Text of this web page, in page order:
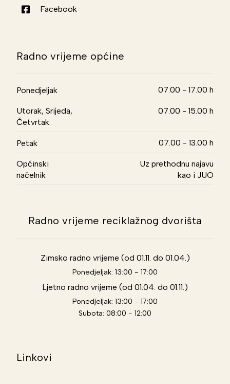
Facebook
Radno vrijeme općine
Ponedjeljak 07.00 - 17.00 h
Utorak, Srijeda,
Četvrtak
07.00 - 15.00 h
Petak 07.00 - 13.00 h
Općinski
načelnik
Uz prethodnu najavu
kao i JUO
Radno vrijeme reciklažnog dvorišta
Zimsko radno vrijeme (od 01.11. do 01.04.)
Ponedjeljak: 13:00 - 17:00
Ljetno radno vrijeme (od 01.04. do 01.11.)
Ponedjeljak: 13:00 - 17:00
Subota: 08:00 - 12:00
Linkovi